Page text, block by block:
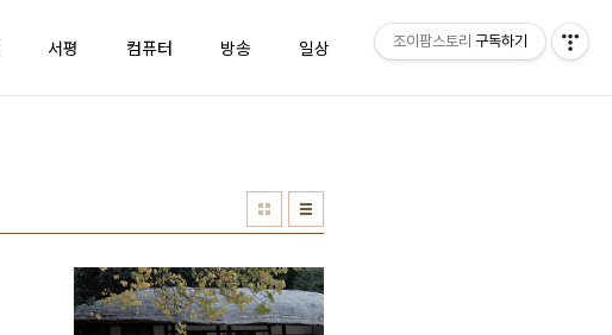
서평 컴퓨터 방송 일상 태그 방명록
조이팜스토리 구독하기